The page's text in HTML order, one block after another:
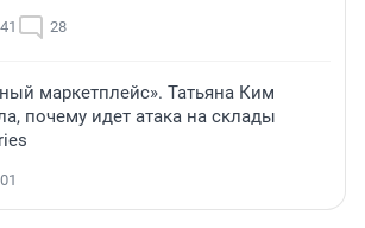
28
маркетплейс». Татьяна Ким
почему идет атака на склады